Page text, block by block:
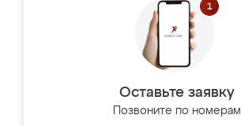
Оставьте заявку
Позвоните по номерам